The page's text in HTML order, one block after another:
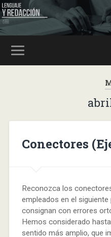
Conectores
Reconozca los
empleados en el
consignan con errores
Hemos considerado
sentido más amplio, que